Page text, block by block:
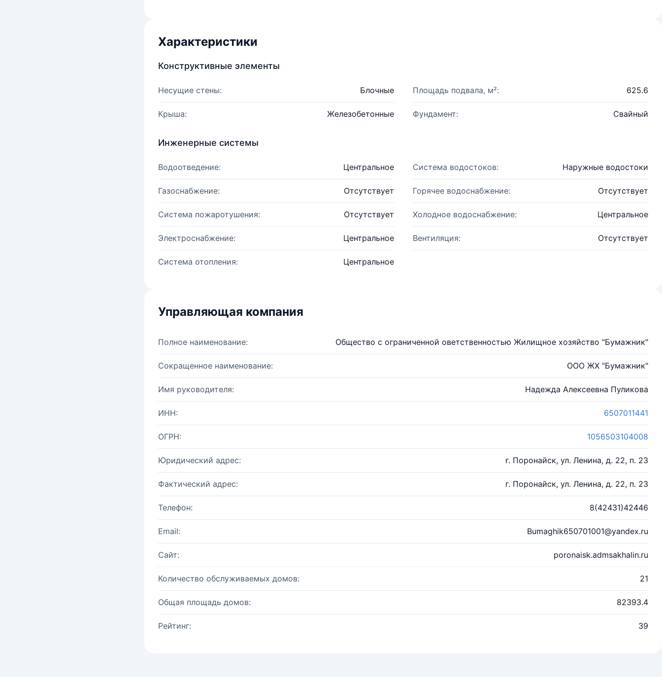
Характеристики
Конструктивные элементы
Несущие стены: Блочные Площадь подвала, м²: 625.6
Крыша: Железобетонные Фундамент: Свайный
Инженерные системы
Водоотведение: Центральное Система водостоков: Наружные водостоки
Газоснабжение: Отсутствует Горячее водоснабжение: Отсутствует
Система пожаротушения: Отсутствует Холодное водоснабжение: Центральное
Электроснабжение: Центральное Вентиляция: Отсутствует
Система отопления: Центральное
Управляющая компания
Полное наименование: Общество с ограниченной оветственностью Жилищное хозяйство "Бумажник"
Сокращенное наименование: ООО ЖХ "Бумажник"
Имя руководителя: Надежда Алексеевна Пуликова
ИНН: 6507011441
ОГРН: 1056503104008
Юридический адрес: г. Поронайск, ул. Ленина, д. 22, п. 23
Фактический адрес: г. Поронайск, ул. Ленина, д. 22, п. 23
Телефон: 8(42431)42446
Email: Bumaghik650701001@yandex.ru
Сайт: poronaisk.admsakhalin.ru
Количество обслуживаемых домов: 21
Общая площадь домов: 82393.4
Рейтинг: 39